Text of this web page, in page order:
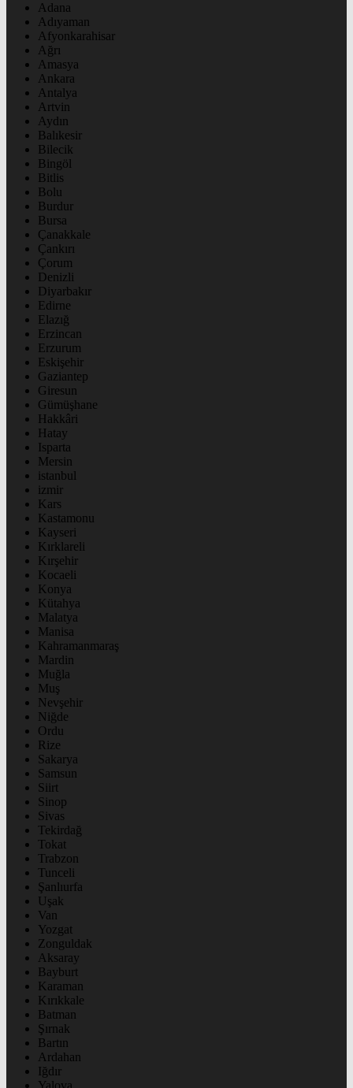
Adana
Adıyaman
Afyonkarahisar
Ağrı
Amasya
Ankara
Antalya
Artvin
Aydın
Balıkesir
Bilecik
Bingöl
Bitlis
Bolu
Burdur
Bursa
Çanakkale
Çankırı
Çorum
Denizli
Diyarbakır
Edirne
Elazığ
Erzincan
Erzurum
Eskişehir
Gaziantep
Giresun
Gümüşhane
Hakkâri
Hatay
Isparta
Mersin
istanbul
izmir
Kars
Kastamonu
Kayseri
Kırklareli
Kırşehir
Kocaeli
Konya
Kütahya
Malatya
Manisa
Kahramanmaraş
Mardin
Muğla
Muş
Nevşehir
Niğde
Ordu
Rize
Sakarya
Samsun
Siirt
Sinop
Sivas
Tekirdağ
Tokat
Trabzon
Tunceli
Şanlıurfa
Uşak
Van
Yozgat
Zonguldak
Aksaray
Bayburt
Karaman
Kırıkkale
Batman
Şırnak
Bartın
Ardahan
Iğdır
Yalova